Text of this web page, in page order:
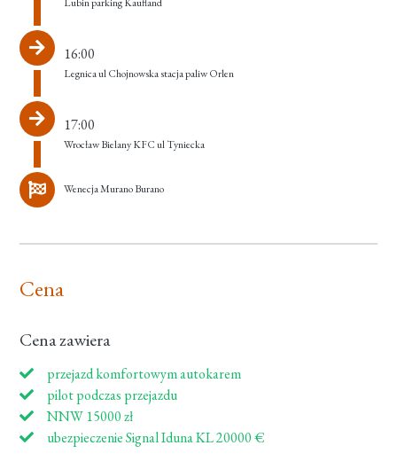
16:00
Legnica ul Chojnowska stacja paliw Orlen
17:00
Wrocław Bielany KFC ul Tyniecka
Wenecja Murano Burano
Cena
Cena zawiera
przejazd komfortowym autokarem
pilot podczas przejazdu
NNW 15000 zł
ubezpieczenie Signal Iduna KL 20000 €